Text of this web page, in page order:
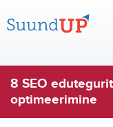
8 SEO
optimeerimine